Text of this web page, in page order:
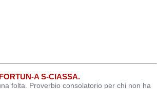
A S-CIASSA.
folta. Proverbio consolatorio per chi non ha